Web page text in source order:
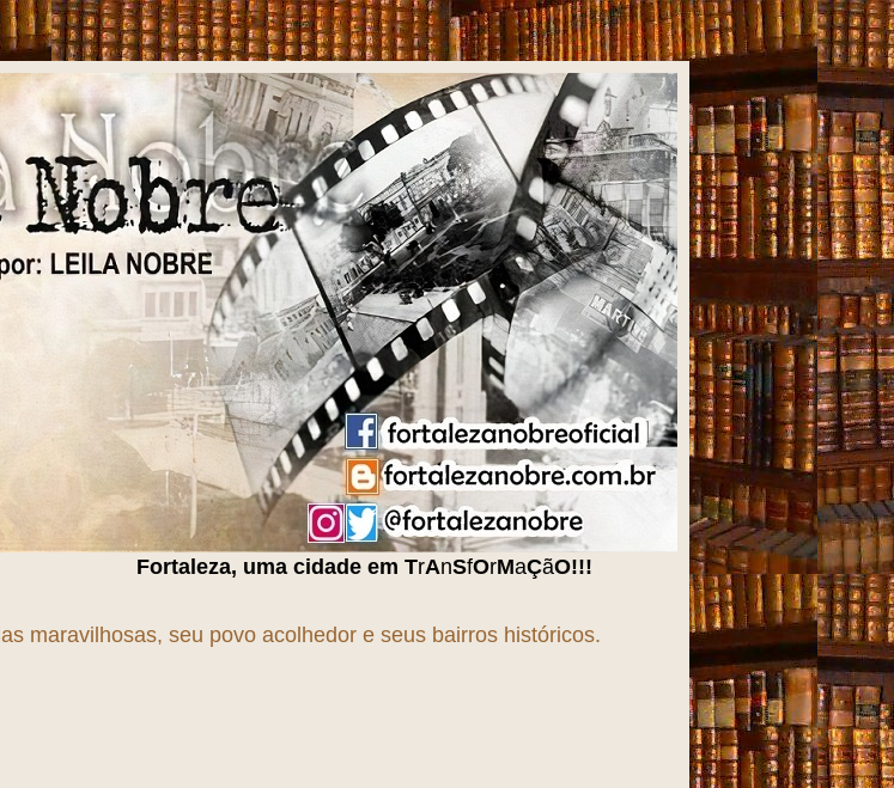
uma cidade emTr AnSfOrMaÇãO!!!
maravilhosas, seu povo acolhedor e seus bairros históricos.